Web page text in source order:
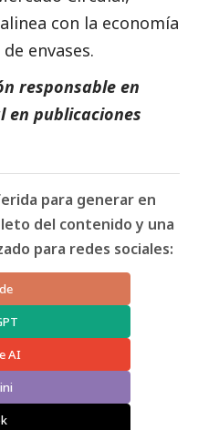
con la economía
envases.
responsable en
en publicaciones
para generar en
del contenido y una
para redes sociales:
AI